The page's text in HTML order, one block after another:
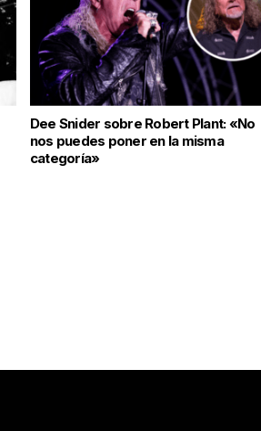
Dee Snider sobre Robert Plant: «No
nos puedes poner en la misma
categoría»